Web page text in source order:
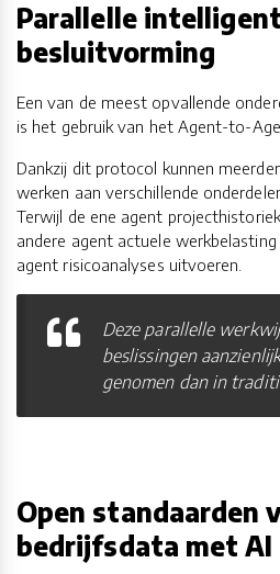
Parallelle
besluitvorming
Een van de meest opvallende
is het gebruik van het Agent-to-
Dankzij dit protocol kunnen
werken aan verschillende
Terwijl de ene agent
andere agent actuele
agent risicoanalyses uitvoeren.
Deze parallelle
beslissingen
genomen dan in
Open standaarden
bedrijfsdata met AI